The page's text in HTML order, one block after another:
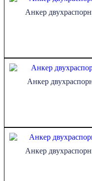
Анкер
Анкер
Анкер